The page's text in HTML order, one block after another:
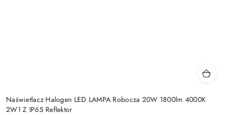
Naświetlacz Halogen LED LAMPA Robocza 20W 1800lm 4000K
2W1 Z IP65 Reflektor